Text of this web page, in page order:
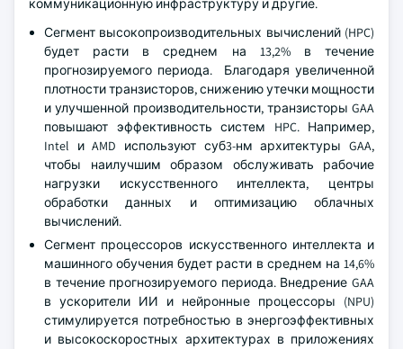
коммуникационную инфраструктуру и другие.
Сегмент высокопроизводительных вычислений (HPC)
будет расти в среднем на 13,2% в течение
прогнозируемого периода. Благодаря увеличенной
плотности транзисторов, снижению утечки мощности
и улучшенной производительности, транзисторы GAA
повышают эффективность систем HPC. Например,
Intel и AMD используют суб3-нм архитектуры GAA,
чтобы наилучшим образом обслуживать рабочие
нагрузки искусственного интеллекта, центры
обработки данных и оптимизацию облачных
вычислений.
Сегмент процессоров искусственного интеллекта и
машинного обучения будет расти в среднем на 14,6%
в течение прогнозируемого периода. Внедрение GAA
в ускорители ИИ и нейронные процессоры (NPU)
стимулируется потребностью в энергоэффективных
и высокоскоростных архитектурах в приложениях